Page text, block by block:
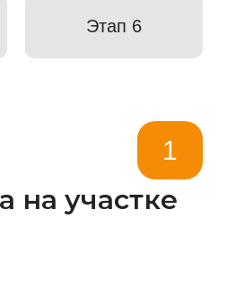
Этап 6
1
на участке